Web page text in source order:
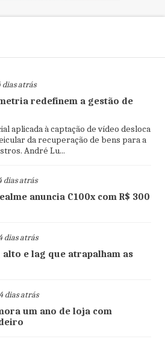
atrás
redefinem a gestão de
aplicada à captação de vídeo desloca
da recuperação de bens para a
André Lu...
dias atrás
anuncia C100x com R$ 300
dias atrás
alto e lag que atrapalham as
dias atrás
um ano de loja com